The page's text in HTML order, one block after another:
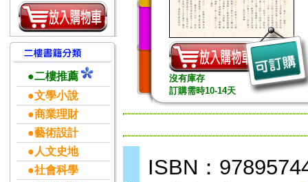
●二樓推薦
●文學小說
●商業理財
●藝術設計
●人文史地
●社會科學
沒有庫存
訂購需時10-14天
ISBN：